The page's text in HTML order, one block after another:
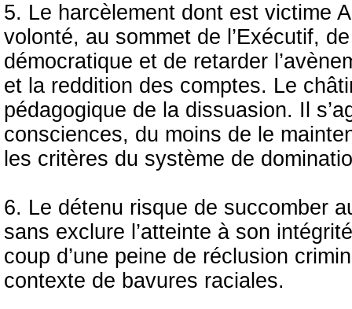
5. Le harcèlement dont est victime
volonté, au sommet de l’Exécutif,
démocratique et de retarder
et la reddition des comptes. Le
pédagogique de la dissuasion. Il
consciences, du moins de le
les critères du système de
6. Le détenu risque de succomber
sans exclure l’atteinte à son
coup d’une peine de réclusion
contexte de bavures raciales.